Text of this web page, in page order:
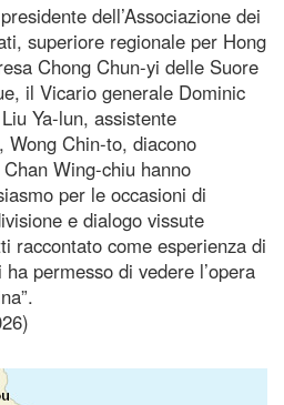
dell’Associazione dei
superiore regionale per Hong
Chong Chun-yi delle Suore
il Vicario generale Dominic
Ya-lun, assistente
Wong Chin-to, diacono
Wing-chiu hanno
per le occasioni di
e dialogo vissute
raccontato come esperienza di
permesso di vedere l’opera